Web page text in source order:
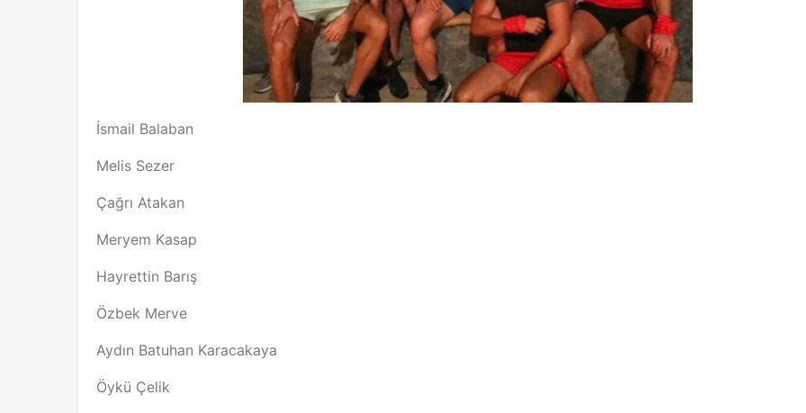
İsmail Balaban
Melis Sezer
Çağrı Atakan
Meryem Kasap
Hayrettin Barış
Özbek Merve
Aydın Batuhan Karacakaya
Öykü Çelik